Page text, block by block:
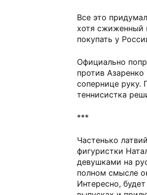
Все это
хотя сжиженный
покупать у
Официально
против
сопернице руку.
теннисистка
***
Частенько
фигуристки
девушками на
полном смысле
Интересно,